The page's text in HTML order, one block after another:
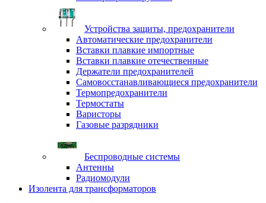
Устройства защиты, предохранители
Автоматические предохранители
Вставки плавкие импортные
Вставки плавкие отечественные
Держатели предохранителей
Самовосстанавливающиеся предохранители
Термопредохранители
Термостаты
Варисторы
Газовые разрядники
Беспроводные системы
Антенны
Радиомодули
Изолента для трансформаторов